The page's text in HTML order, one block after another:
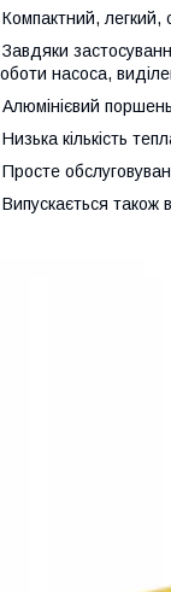
Компактний,
Завдяки
насоса,
Алюмінієвий
Низька кількість
Просте
Випускається також